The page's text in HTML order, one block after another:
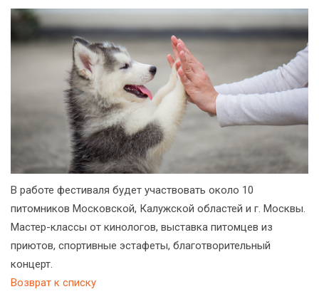
В работе фестиваля будет участвовать около 10
питомников Московской, Калужской областей и г. Москвы.
Мастер-классы от кинологов, выставка питомцев из
приютов, спортивные эстафеты, благотворительный
концерт.
Возврат к списку